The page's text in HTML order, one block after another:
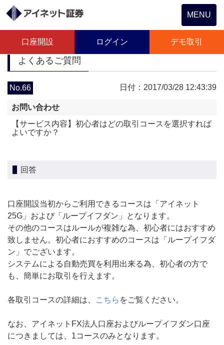
Toggle
navigation
MENU
口座開設 ログイン デモ取引
よくあるご質問
No.66 日付：2017/03/28 12:43:39
お問い合わせ
【サービス内容】初心者はどの取引コースを選択すれば
よいですか？
回答
口座開設当初からご利用できるコースは「アイネット
25G」および「ループイフダン」となります。
その他のコースはルールが複雑な為、初心者にはおすすめ
致しません。初心者におすすめのコースは「ループイフダ
ン」でございます。
システムによる自動売買を利用出来る為、初心者の方で
も、簡単にお取引を行えます。
各取引コースの詳細は、 こちら をご覧ください。
なお、アイネットFX法人口座およびループイフダン口座
につきましては、1コースのみとなります。